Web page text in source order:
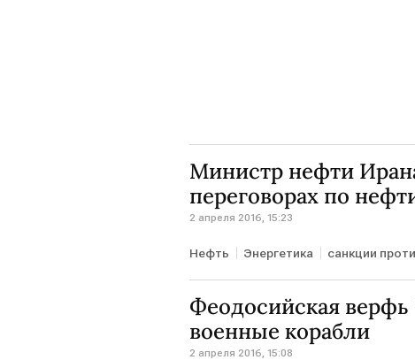
Министр нефти
переговорах по
2 апреля 2016, 15:23
Нефть Энергетика санкции
Феодосийская
военные корабли
2 апреля 2016, 15:08